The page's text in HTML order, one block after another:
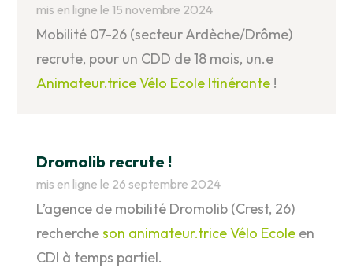
mis en ligne le 15 novembre 2024
Mobilité 07-26 (secteur Ardèche/Drôme)
recrute, pour un CDD de 18 mois, un.e
Animateur.trice Vélo Ecole Itinérante !
Dromolib recrute !
mis en ligne le 26 septembre 2024
L’agence de mobilité Dromolib (Crest, 26)
rechercheson animateur.trice Vélo Ecole en
CDI à temps partiel.